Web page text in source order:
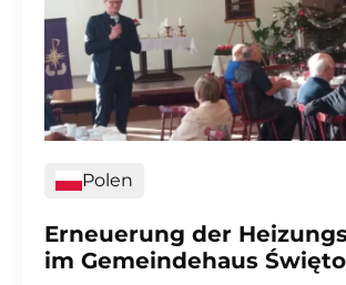
Polen
Erneuerung der
im Gemeindehaus